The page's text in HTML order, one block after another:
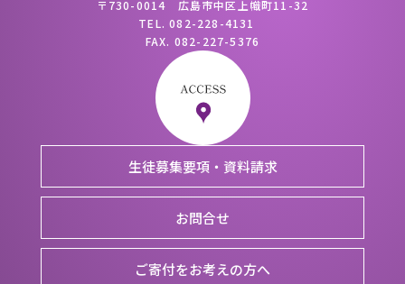
〒730-0014 広島市中区上幟町11-32
TEL.082-228-4131
FAX. 082-227-5376
生徒募集要項・資料請求
お問合せ
ご寄付をお考えの方へ